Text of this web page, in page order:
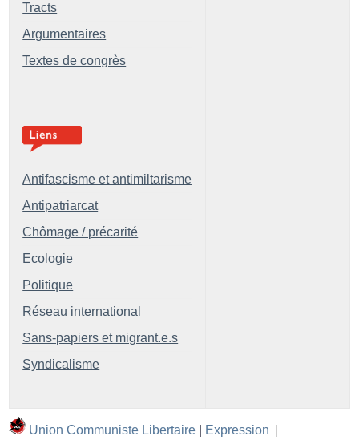
Tracts
Argumentaires
Textes de congrès
Antifascisme et antimiltarisme
Antipatriarcat
Chômage / précarité
Ecologie
Politique
Réseau international
Sans-papiers et migrant.e.s
Syndicalisme
Union Communiste Libertaire Expression